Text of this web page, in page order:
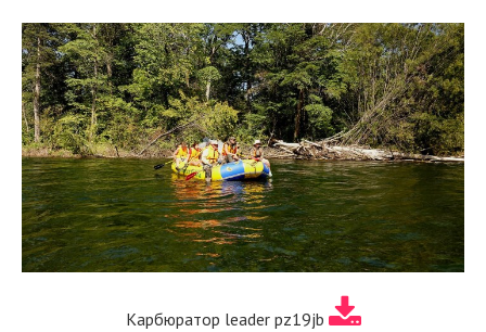
Карбюратор leader pz19jb